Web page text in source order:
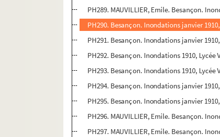
PH289. MAUVILLIER, Emile. Besançon.
PH290. Besançon. Inondations janvier
PH291. Besançon. Inondations janvier
PH292. Besançon. Inondations 1910,
PH293. Besançon. Inondations 1910,
PH294. Besançon. Inondations janvier
PH295. Besançon. Inondations janvier
PH296. MAUVILLIER, Emile. Besançon.
PH297. MAUVILLIER, Emile. Besançon.